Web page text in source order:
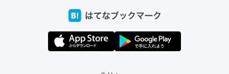
位置情報を共有してる。電池残量や充電中かが分かるので
これ見て生きてるなって分かる。
─たまにLINEするくらいだった遠方の父67歳と僕。ITツール導入で
コミュニケーションが劇的に変化した｜tayorini by LIFULL介護